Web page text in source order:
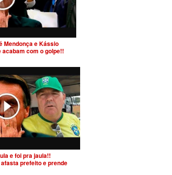
Mendonça e Kássio
com o golpe!!
e foi pra jaula!!
prefeito e prende